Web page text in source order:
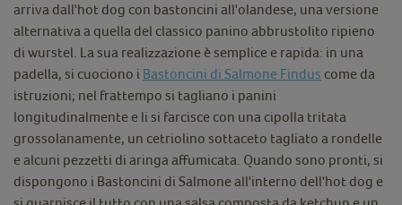
arriva dall'hot dog con bastoncini all'olandese, una versione
alternativa a quella del classico panino abbrustolito ripieno
di wurstel. La sua realizzazione è semplice e rapida: in una
padella, si cuociono i Bastoncini di Salmone Findus come da
istruzioni; nel frattempo si tagliano i panini
longitudinalmente e li si farcisce con una cipolla tritata
grossolanamente, un cetriolino sottaceto tagliato a rondelle
e alcuni pezzetti di aringa affumicata. Quando sono pronti, si
dispongono i Bastoncini di Salmone all'interno dell'hot dog e